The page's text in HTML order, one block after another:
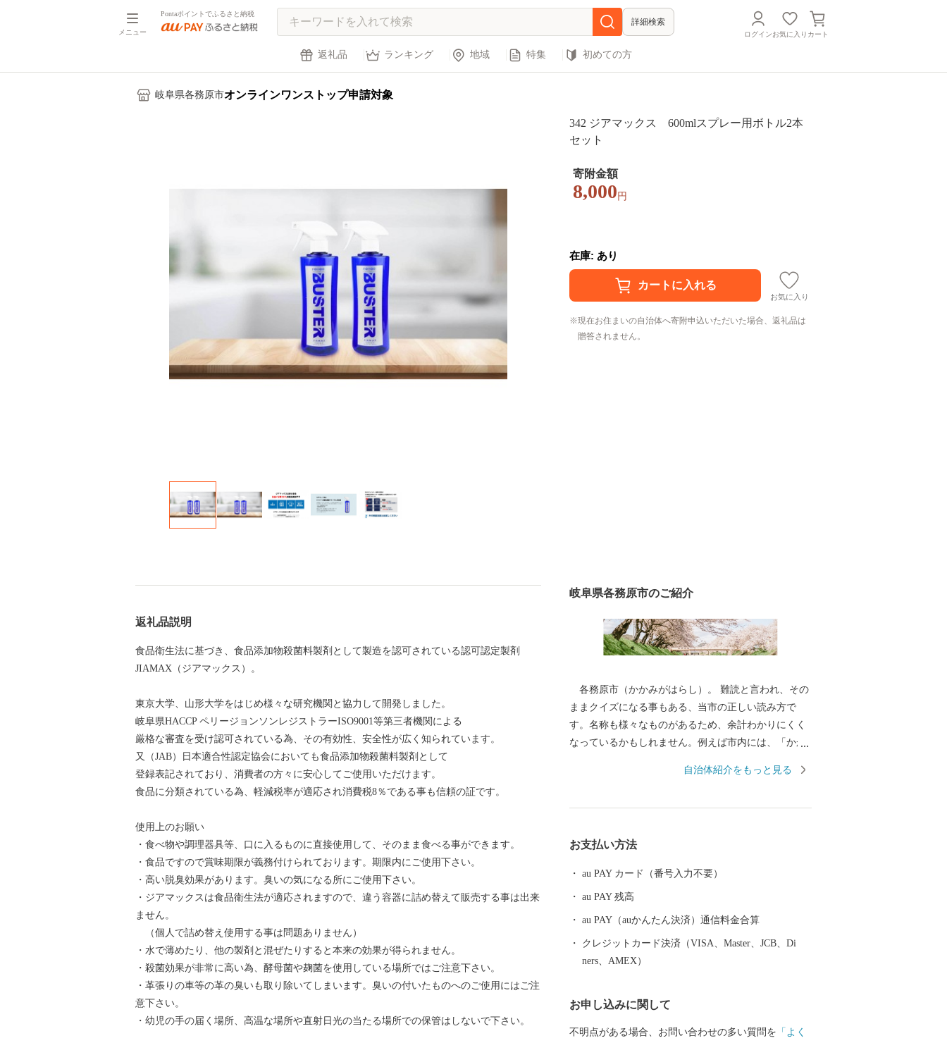
メニュー
Pontaポイントでふるさと納税
詳細検索
ログインお気に入り カート
返礼品 ランキング 地域 特集 初めての方
岐阜県各務原市オンラインワンストップ申請対象
342 ジアマックス 600mlスプレー用ボトル2本
セット
寄附金額
8,000 円
在庫: あり
お気に入り
現在お住まいの自治体へ寄附申込いただいた場合、返礼品は
贈答されません。
返礼品説明
食品衛生法に基づき、食品添加物殺菌料製剤として製造を認可されている認可認定製剤
JIAMAX（ジアマックス）。
東京大学、山形大学をはじめ様々な研究機関と協力して開発しました。
岐阜県HACCP ペリージョンソンレジストラーISO9001等第三者機関による
厳格な審査を受け認可されている為、その有効性、安全性が広く知られています。
又（JAB）日本適合性認定協会においても食品添加物殺菌料製剤として
登録表記されており、消費者の方々に安心してご使用いただけます。
食品に分類されている為、軽減税率が適応され消費税8％である事も信頼の証です。
使用上のお願い
・食べ物や調理器具等、口に入るものに直接使用して、そのまま食べる事ができます。
・食品ですので賞味期限が義務付けられております。期限内にご使用下さい。
・高い脱臭効果があります。臭いの気になる所にご使用下さい。
・ジアマックスは食品衛生法が適応されますので、違う容器に詰め替えて販売する事は出来
ません。
（個人で詰め替え使用する事は問題ありません）
・水で薄めたり、他の製剤と混ぜたりすると本来の効果が得られません。
・殺菌効果が非常に高い為、酵母菌や麹菌を使用している場所ではご注意下さい。
・革張りの車等の革の臭いも取り除いてしまいます。臭いの付いたものへのご使用にはご注
意下さい。
・幼児の手の届く場所、高温な場所や直射日光の当たる場所での保管はしないで下さい。
岐阜県各務原市のご紹介
各務原市（かかみがはらし）。 難読と言われ、その
ままクイズになる事もある、当市の正しい読み方で
す。名称も様々なものがあるため、余計わかりにくく
なっているかもしれません。例えば市内には、「かか
読む駅があったり。駅に関しては、書き方が「各務ケ
のづくりでは岐阜県No.1の実力を持っています。市内
療機器等々、次世代に繋がる先端産業が集まってお
り、現在もその技術力を磨いております。各務原と言
えば、ものづくりの街、とイメージする方が多いので
級の航空宇宙博物館「そらはく」など、生活や娯楽に
自治体紹介をもっと見る
お支払い方法
au PAY カード（番号入力不要）
au PAY 残高
au PAY（auかんたん決済）通信料金合算
クレジットカード決済（VISA、Master、JCB、Di
ners、AMEX）
お申し込みに関して
不明点がある場合、お問い合わせの多い質問を 「よく